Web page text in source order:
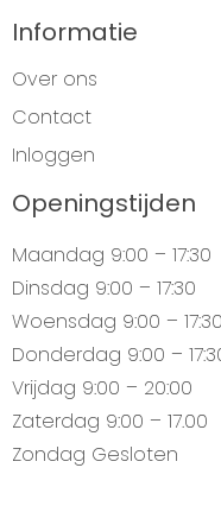
Informatie
Over ons
Contact
Inloggen
Openingstijden
Maandag 9:00 – 17:30
Dinsdag 9:00 – 17:30
Woensdag 9:00 – 17:30
Donderdag 9:00 –
Vrijdag 9:00 – 20:00
Zaterdag 9:00 – 17.00
Zondag Gesloten